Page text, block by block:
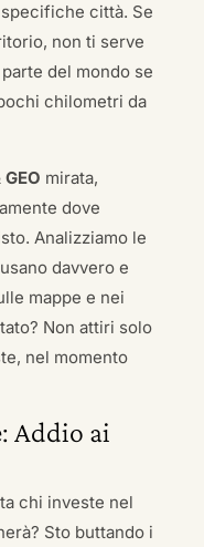
città. Se
non ti serve
del mondo se
chilometri da
GEO mirata,
dove
Analizziamo le
davvero e
mappe e nei
Non attiri solo
nel momento
Addio ai
chi investe nel
Sto buttando i